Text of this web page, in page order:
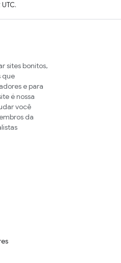
sites bonitos,
que
e para
é nossa
você
da